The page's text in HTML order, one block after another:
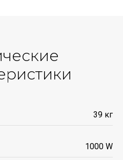
39 кг
1000 W